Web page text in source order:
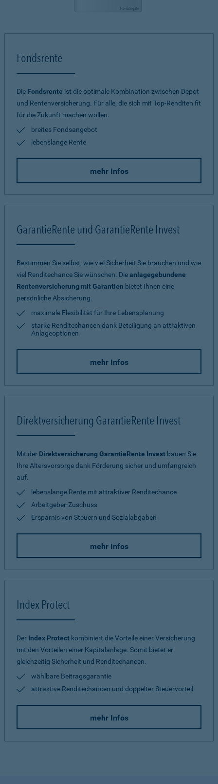
Fondsrente
Die Fondsrente ist die optimale Kombination zwischen Depot
und Rentenversicherung. Für alle, die sich mit Top-Renditen fit
für die Zukunft machen wollen.
breites Fondsangebot
lebenslange Rente
mehr Infos
GarantieRente und GarantieRente Invest
Bestimmen Sie selbst, wie viel Sicherheit Sie brauchen und wie
viel Renditechance Sie wünschen. Dieanlagegebundene
Rentenversicherung mit Garantien bietet Ihnen eine
persönliche Absicherung.
maximale Flexibilität für Ihre Lebensplanung
starke Renditechancen dank Beteiligung an attraktiven
Anlageoptionen
mehr Infos
Direktversicherung GarantieRente Invest
Mit der Direktversicherung GarantieRente Invest bauen Sie
Ihre Altersvorsorge dank Förderung sicher und umfangreich
auf.
lebenslange Rente mit attraktiver Renditechance
Arbeitgeber-Zuschuss
Ersparnis von Steuern und Sozialabgaben
mehr Infos
Index Protect
Der Index Protect kombiniert die Vorteile einer Versicherung
mit den Vorteilen einer Kapitalanlage. Somit bietet er
gleichzeitig Sicherheit und Renditechancen.
wählbare Beitragsgarantie
attraktive Renditechancen und doppelter Steuervorteil
mehr Infos